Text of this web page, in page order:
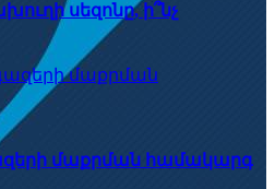
սեզոնը, ի՞նչ
մաքրման համակարգ